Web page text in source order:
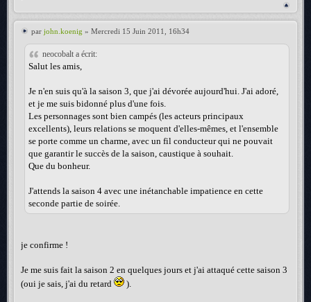
par john.koenig » Mercredi 15 Juin 2011, 16h34
neocobalt a écrit:
Salut les amis,
Je n'en suis qu'à la saison 3, que j'ai dévorée aujourd'hui. J'ai adoré,
et je me suis bidonné plus d'une fois.
Les personnages sont bien campés (les acteurs principaux
excellents), leurs relations se moquent d'elles-mêmes, et l'ensemble
se porte comme un charme, avec un fil conducteur qui ne pouvait
que garantir le succès de la saison, caustique à souhait.
Que du bonheur.
J'attends la saison 4 avec une inétanchable impatience en cette
seconde partie de soirée.
je confirme !
Je me suis fait la saison 2 en quelques jours et j'ai attaqué cette saison 3
(oui je sais, j'ai du retard
).